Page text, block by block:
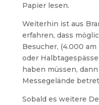
Papier lesen.
Weiterhin ist aus
erfahren, dass
Besucher, (4.000
oder
haben müssen,
Messegelände
Sobald es weitere